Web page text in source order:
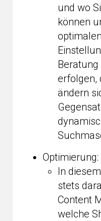
und wo
können
erfolgen,
ändern
In
stets
Content
welche